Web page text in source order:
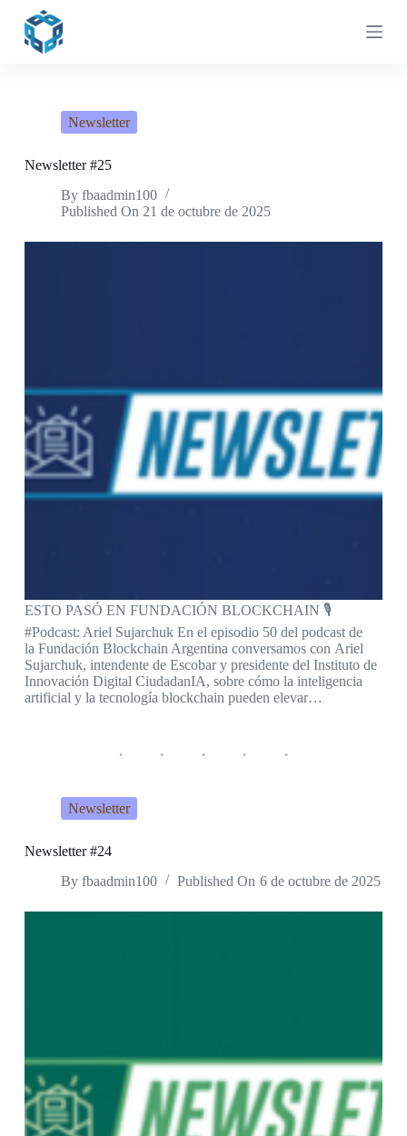
S
o
Newsletter
Newsletter #25
By fbaadmin100
Published On 21 de octubre de 2025
ESTO PASÓ EN FUNDACIÓN BLOCKCHAIN 🎙️
#Podcast: Ariel Sujarchuk En el episodio 50 del podcast de
la Fundación Blockchain Argentina conversamos con Ariel
Sujarchuk, intendente de Escobar y presidente del Instituto de
Innovación Digital CiudadanIA, sobre cómo la inteligencia
artificial y la tecnología blockchain pueden elevar…
Newsletter
Newsletter #24
By fbaadmin100 Published On 6 de octubre de 2025